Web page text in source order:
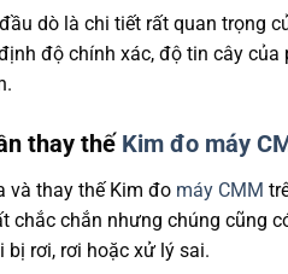
dò là chi tiết rất quan trọng
độ chính xác, độ tin cây
thay thế Kim đo máy
và thay thế Kim đo máy CMM
chắc chắn nhưng chúng cũng
bị rơi, rơi hoặc xử lý sai.